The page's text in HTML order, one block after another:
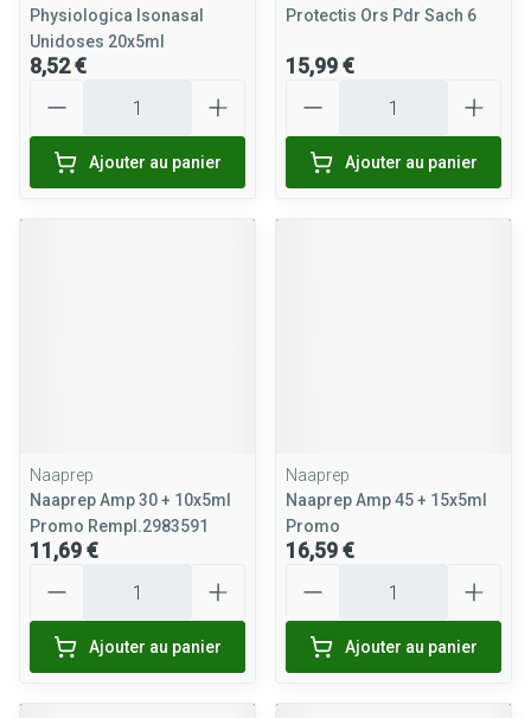
Physiologica Isonasal
Unidoses 20x5ml
8,52 €
Ajouter au panier
Protectis Ors Pdr Sach 6
15,99 €
Ajouter au panier
Naaprep
Naaprep Amp 30 + 10x5ml
Promo Rempl.2983591
11,69 €
Ajouter au panier
Naaprep
Naaprep Amp 45 + 15x5ml
Promo
16,59 €
Ajouter au panier